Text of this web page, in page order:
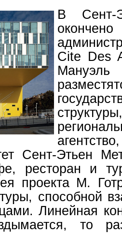
В Сент-
Cite Des
Сент-Этьен
ресторан и
проекта М.
способной
Линейная
то